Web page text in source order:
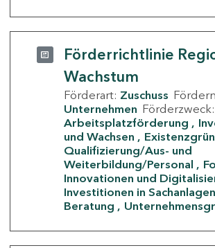
Förderrichtlinie
Wachstum
Förderart: Zuschuss
Unternehmen Förderzweck:
Arbeitsplatzförderung
und Wachsen
Qualifizierung/Aus- und
Weiterbildung/Personal
Innovationen und
Investitionen in
Beratung